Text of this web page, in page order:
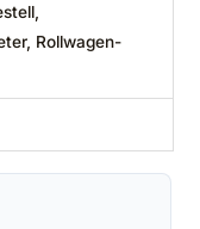
Rollwagen-